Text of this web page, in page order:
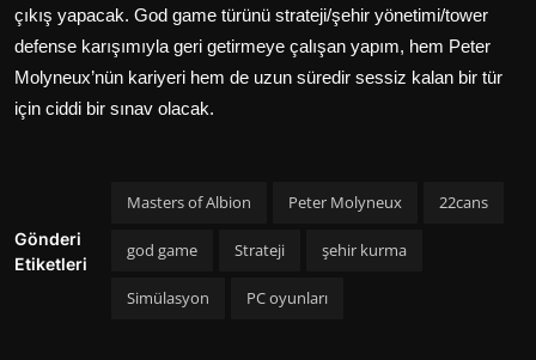
çıkış yapacak. God game türünü strateji/şehir yönetimi/tower
defense karışımıyla geri getirmeye çalışan yapım, hem Peter
Molyneux’nün kariyeri hem de uzun süredir sessiz kalan bir tür
için ciddi bir sınav olacak.
Gönderi
Etiketleri
Masters of Albion Peter Molyneux 22cans
god game Strateji şehir kurma
Simülasyon PC oyunları